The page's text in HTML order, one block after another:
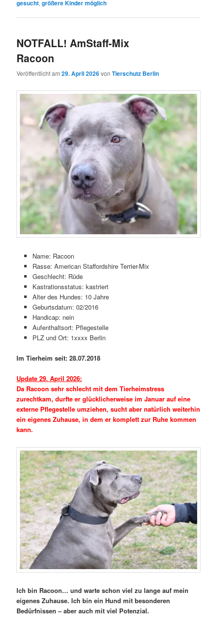
gesucht,größere Kinder möglich
NOTFALL! AmStaff-Mix
Racoon
Veröffentlicht am29. April 2026vonTierschutz Berlin
Name: Racoon
Rasse: American Staffordshire Terrier-Mix
Geschlecht: Rüde
Kastrationsstatus: kastriert
Alter des Hundes: 10 Jahre
Geburtsdatum: 02/2016
Handicap: nein
Aufenthaltsort: Pflegestelle
PLZ und Ort: 1xxxx Berlin
Im Tierheim seit: 28.07.2018
Update 29. April 2026:
Da Racoon sehr schlecht mit dem Tierheimstress
zurechtkam, durfte er glücklicherweise im Januar auf eine
externe Pflegestelle umziehen, sucht aber natürlich weiterhin
ein eigenes Zuhause, in dem er komplett zur Ruhe kommen
kann.
Ich bin Racoon… und warte schon viel zu lange auf mein
eigenes Zuhause. Ich bin ein Hund mit besonderen
Bedürfnissen – aber auch mit viel Potenzial.